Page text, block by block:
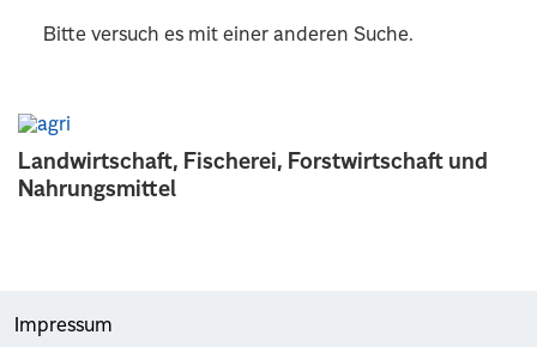
Landwirtschaft, Fischerei, Forstwirtschaft und
Nahrungsmittel
Bitte versuch es mit einer anderen Suche.
Impressum